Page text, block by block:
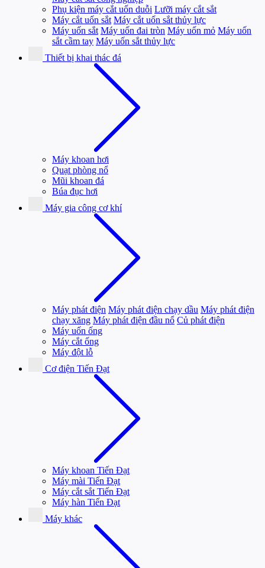
Phụ kiện máy cắt uốn duỗi Lưỡi máy cắt sắt
Máy cắt uốn sắt Máy cắt uốn sắt thủy lực
Máy uốn sắt Máy uốn đai tròn Máy uốn mỏ Máy uốn
sắt cầm tay Máy uốn sắt thủy lực
Thiết bị khai thác đá
Máy khoan hơi
Quạt phòng nổ
Mũi khoan đá
Búa đục hơi
Máy gia công cơ khí
Máy phát điện Máy phát điện chạy dầu Máy phát điện
chạy xăng Máy phát điện đầu nổ Củ phát điện
Máy uốn ống
Máy cắt ống
Máy đột lỗ
Cơ điện Tiến Đạt
Máy khoan Tiến Đạt
Máy mài Tiến Đạt
Máy cắt sắt Tiến Đạt
Máy hàn Tiến Đạt
Máy khác